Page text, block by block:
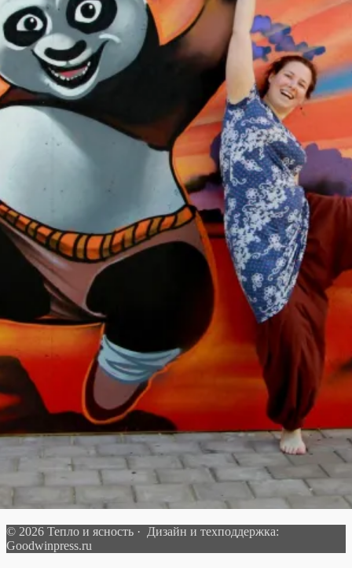
© 2026 Тепло и ясность · Дизайн и техподдержка:
Goodwinpress.ru